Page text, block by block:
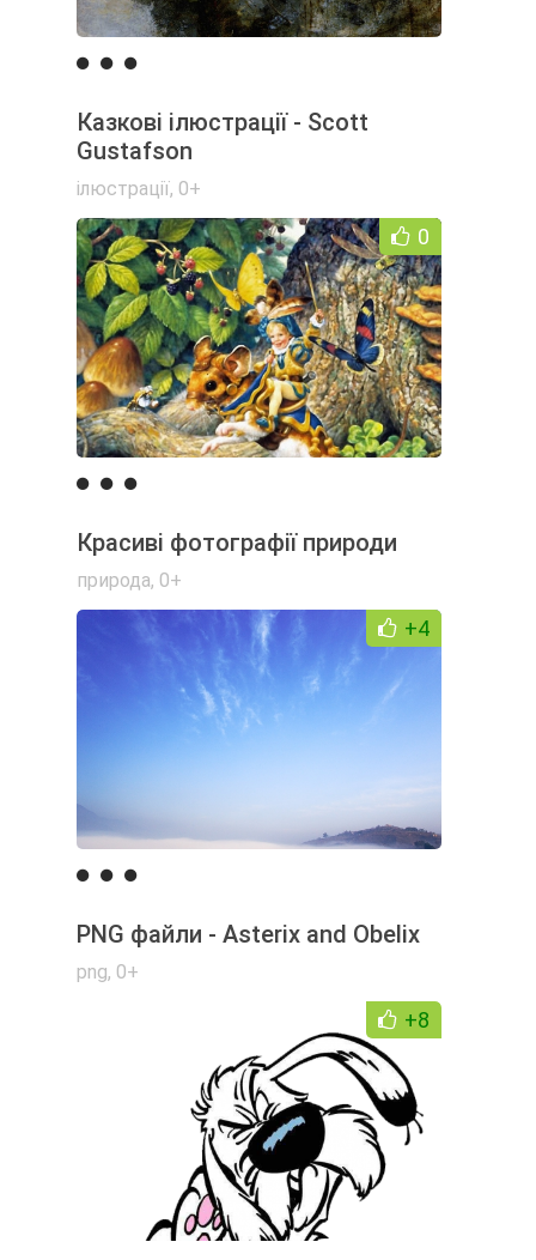
Казкові ілюстрації - Scott
Gustafson
ілюстрації, 0+
0
Красиві фотографії природи
природа, 0+
+4
PNG файли - Asterix and Obelix
png, 0+
+8